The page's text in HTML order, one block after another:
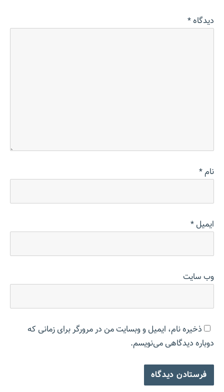
دیدگاه*
نام*
ایمیل*
وب‌ سایت
ذخیره نام، ایمیل و وبسایت من در مرورگر برای زمانی که
دوباره دیدگاهی می‌نویسم.